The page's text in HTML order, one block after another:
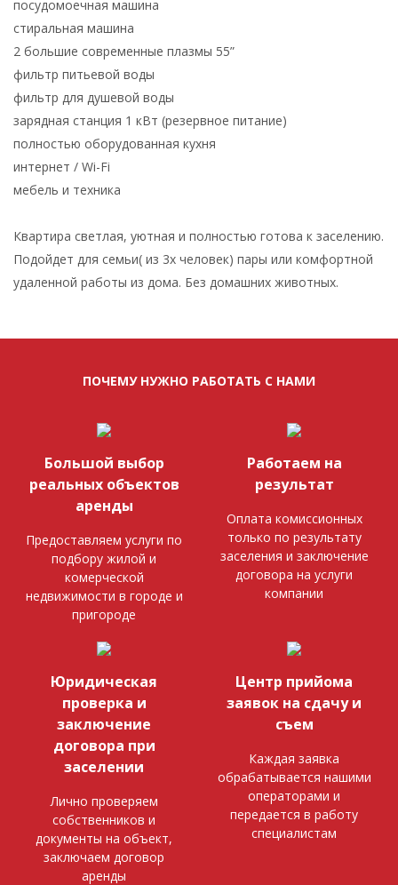
посудомоечная машина
стиральная машина
2 большие современные плазмы 55”
фильтр питьевой воды
фильтр для душевой воды
зарядная станция 1 кВт (резервное питание)
полностью оборудованная кухня
интернет / Wi-Fi
мебель и техника
Квартира светлая, уютная и полностью готова к заселению.
Подойдет для семьи( из 3х человек) пары или комфортной
удаленной работы из дома. Без домашних животных.
ПОЧЕМУ НУЖНО РАБОТАТЬ С НАМИ
Большой выбор
реальных объектов
аренды
Предоставляем услуги по
подбору жилой и
комерческой
недвижимости в городе и
пригороде
Работаем на
результат
Оплата комиссионных
только по результату
заселения и заключение
договора на услуги
компании
Юридическая
проверка и
заключение
договора при
заселении
Лично проверяем
собственников и
документы на объект,
заключаем договор
аренды
Центр прийома
заявок на сдачу и
съем
Каждая заявка
обрабатывается нашими
операторами и
передается в работу
специалистам